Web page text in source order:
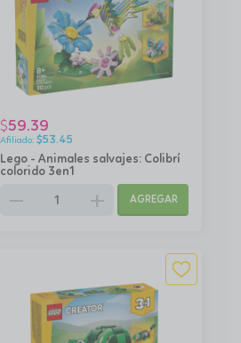
Lego - Animales salvajes: Colibrí
colorido 3en1
$59.39
$53.45
remove add AGREGAR